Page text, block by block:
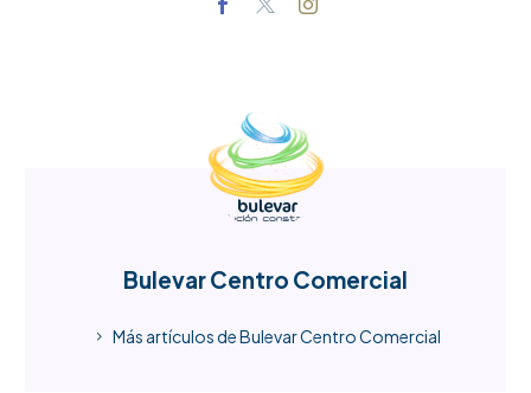
Bulevar Centro Comercial
Más artículos de Bulevar Centro Comercial